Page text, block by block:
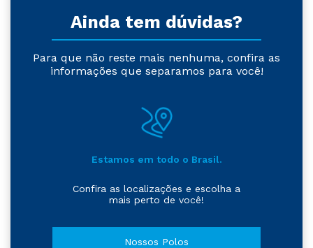
Ainda tem dúvidas?
Para que não reste mais nenhuma, confira as
informações que separamos para você!
Estamos em todo o Brasil.
Confira as localizações e escolha a
mais perto de você!
Nossos Polos